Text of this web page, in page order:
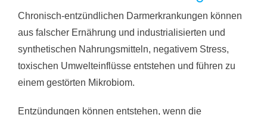
Chronisch-entzündlichen Darmerkrankungen können
aus falscher Ernährung und industrialisierten und
synthetischen Nahrungsmitteln, negativem Stress,
toxischen Umwelteinflüsse entstehen und führen zu
einem gestörten Mikrobiom.
Entzündungen können entstehen, wenn die